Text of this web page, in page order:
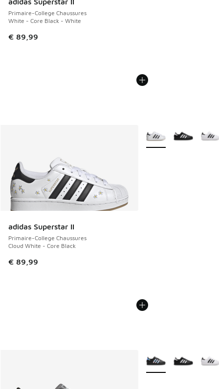
Primaire-College Chaussures
White - Core Black - White
€ 89,99
adidas Superstar II
Primaire-College Chaussures
Cloud White - Core Black
€ 89,99
Plus de couleurs
Plus de couleurs